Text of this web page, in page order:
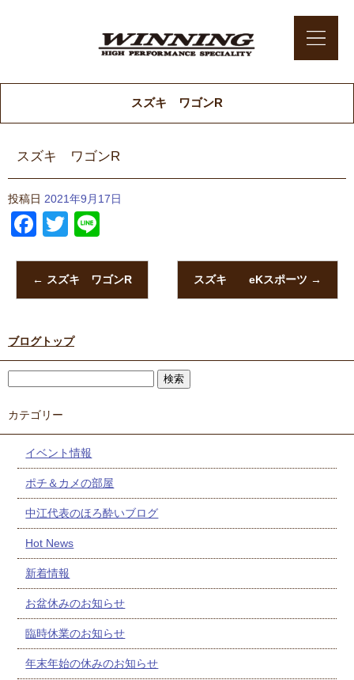
スズキ ワゴンR
スズキ ワゴンR
投稿日 2021年9月17日
Facebook
Twitter
← スズキ ワゴンR スズキ eKスポーツ →
ブログトップ
カテゴリー
イベント情報
ポチ＆カメの部屋
中江代表のほろ酔いブログ
Hot News
新着情報
お盆休みのお知らせ
臨時休業のお知らせ
年末年始の休みのお知らせ